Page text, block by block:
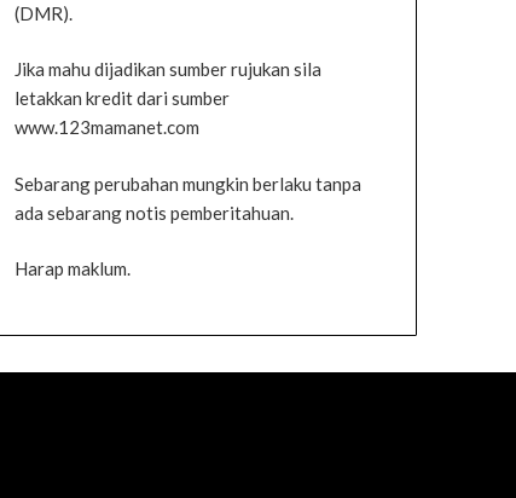
(DMR).
Jika mahu dijadikan sumber rujukan sila
letakkan kredit dari sumber
www.123mamanet.com
Sebarang perubahan mungkin berlaku tanpa
ada sebarang notis pemberitahuan.
Harap maklum.